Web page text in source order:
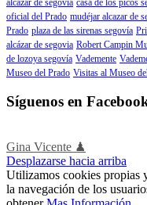
oficial del Prado mudéjar alcazar de
Prado plaza de las sirenas segovía
alcázar de segovia Robert Campin
de lozoya segovía Vademente
Museo del Prado Visitas al Museo
Síguenos en
Gina Vicente ♟
Desplazarse hacia arriba
Utilizamos cookies propias
la navegación de los